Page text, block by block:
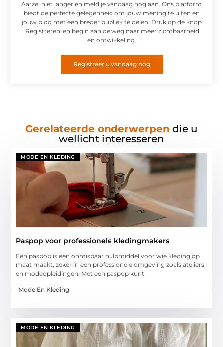
Aarzel niet langer en meld je vandaag nog aan. Ons platform
biedt de perfecte gelegenheid om jouw mening te uiten en
jouw blog met een breder publiek te delen. Druk op de knop
'Registreren' en begin aan de weg naar meer zichtbaarheid
en ontwikkeling.
Registreer u vandaag nog
Gerelateerde onderwerpen die u
wellicht interesseren
MODE EN KLEDING
Paspop voor professionele kledingmakers
Een paspop is een onmisbaar hulpmiddel voor wie kleding op
maat maakt, zeker in een professionele omgeving zoals ateliers
en modeopleidingen. Met een paspop kunt
Mode En Kleding
MODE EN KLEDING